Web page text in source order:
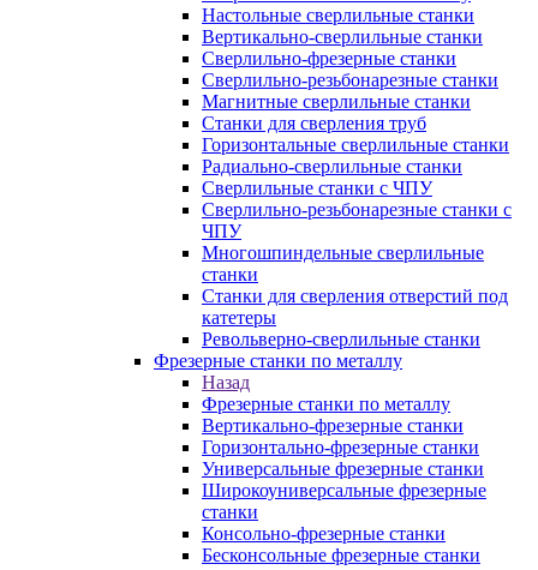
Настольные сверлильные станки
Вертикально-сверлильные станки
Сверлильно-фрезерные станки
Сверлильно-резьбонарезные станки
Магнитные сверлильные станки
Станки для сверления труб
Горизонтальные сверлильные станки
Радиально-сверлильные станки
Сверлильные станки с ЧПУ
Сверлильно-резьбонарезные станки с
ЧПУ
Многошпиндельные сверлильные
станки
Станки для сверления отверстий под
катетеры
Револьверно-сверлильные станки
Фрезерные станки по металлу
Назад
Фрезерные станки по металлу
Вертикально-фрезерные станки
Горизонтально-фрезерные станки
Универсальные фрезерные станки
Широкоуниверсальные фрезерные
станки
Консольно-фрезерные станки
Бесконсольные фрезерные станки